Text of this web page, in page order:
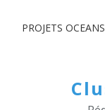
PROJETS OCEANS